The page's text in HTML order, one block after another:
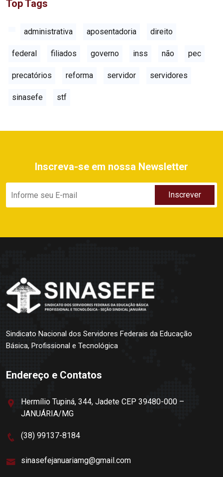
Top Tags
administrativa aposentadoria direito
federal filiados governo inss não pec
precatórios reforma servidor servidores
sinasefe stf
Inscreva-se em nossa Newsletter
Sindicato Nacional dos Servidores Federais da Educação
Básica, Profissional e Tecnológica
Endereço e Contatos
Hermílio Tupiná, 344, Jadete CEP 39480-000 –
JANUÁRIA/MG
(38) 99137-8184
sinasefejanuariamg@gmail.com